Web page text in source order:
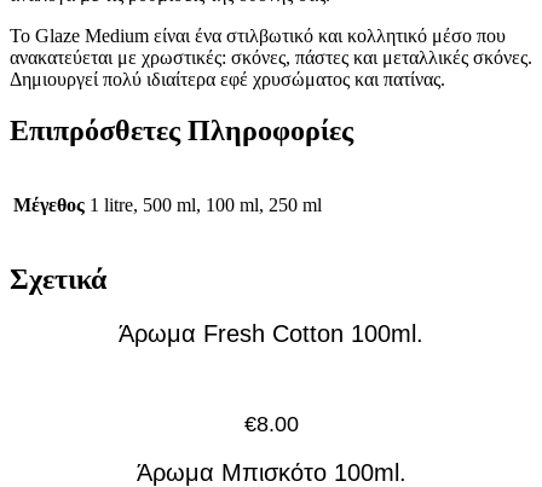
Το Glaze Medium είναι ένα στιλβωτικό και κολλητικό μέσο που
ανακατεύεται με χρωστικές: σκόνες, πάστες και μεταλλικές σκόνες.
Δημιουργεί πολύ ιδιαίτερα εφέ χρυσώματος και πατίνας.
Επιπρόσθετες Πληροφορίες
Μέγεθος 1 litre, 500 ml, 100 ml, 250 ml
Σχετικά
Άρωμα Fresh Cotton 100ml.
€8.00
Άρωμα Μπισκότο 100ml.